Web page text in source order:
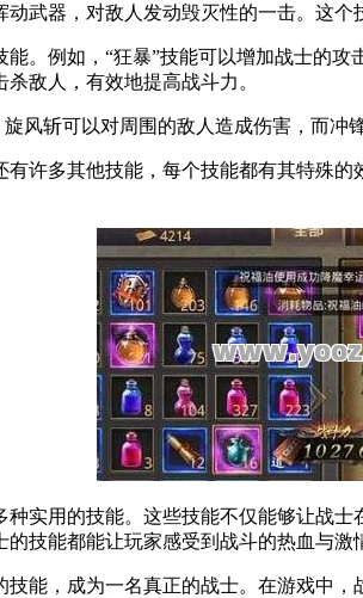
武器，对敌人发动毁灭性的一击。这
例如，“狂暴”技能可以增加战士的攻
敌人，有效地提高战斗力。
斩可以对周围的敌人造成伤害，而冲
多其他技能，每个技能都有其特殊的
用的技能。这些技能不仅能够让战士
技能都能让玩家感受到战斗的热血与激
，成为一名真正的战士。在游戏中，